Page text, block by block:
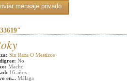
Sin Raza O Mestizos
No
Macho
16 años
en... Málaga